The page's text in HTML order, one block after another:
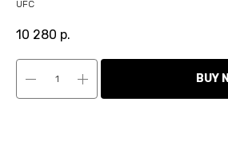
UFC
10 280 р.
BUY